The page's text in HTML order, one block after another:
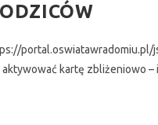
kartę zbliżeniowo –